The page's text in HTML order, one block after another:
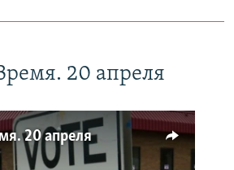
20 апреля
20 апреля